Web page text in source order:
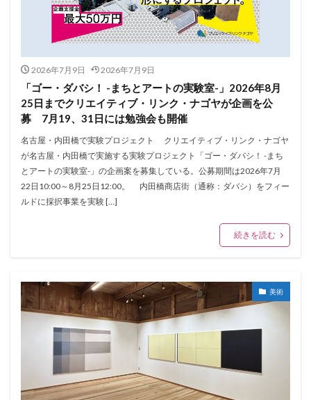
2026年7月9日 2026年7月9日
「ゴー・ダバシ！ -まちとアートの実験室-」2026年8月
25日までクリエイティブ・リンク・ナゴヤが企画を公
募 7月19、31日には勉強会も開催
名古屋・内田橋で実験プロジェクト クリエイティブ・リンク・ナゴヤ
が名古屋・内田橋で実施する実験プロジェクト「ゴー・ダバシ！ -まち
とアートの実験室-」の企画案を募集している。公募期間は2026年7月
22日10:00～8月25日12:00。 内田橋商店街（通称：ダバシ）をフィー
ルドに採択事業を実験 […]
続きを読む
美術